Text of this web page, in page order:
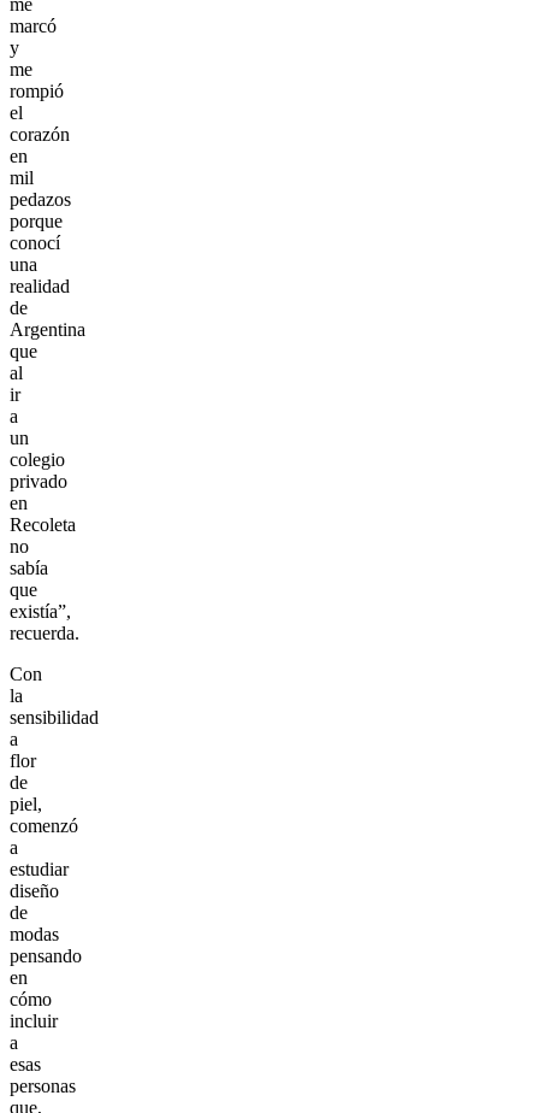
me
marcó
y
me
rompió
el
corazón
en
mil
pedazos
porque
conocí
una
realidad
de
Argentina
que
al
ir
a
un
colegio
privado
en
Recoleta
no
sabía
que
existía”,
recuerda.
Con
la
sensibilidad
a
flor
de
piel,
comenzó
a
estudiar
diseño
de
modas
pensando
en
cómo
incluir
a
esas
personas
que,